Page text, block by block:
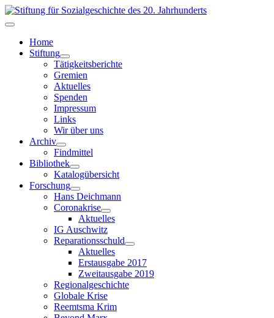
Home
Stiftung
Tätigkeitsberichte
Gremien
Aktuelles
Spenden
Impressum
Links
Wir über uns
Archiv
Findmittel
Bibliothek
Katalogübersicht
Forschung
Hans Deichmann
Coronakrise
Aktuelles
IG Auschwitz
Reparationsschuld
Aktuelles
Erstausgabe 2017
Zweitausgabe 2019
Regionalgeschichte
Globale Krise
Reemtsma Krim